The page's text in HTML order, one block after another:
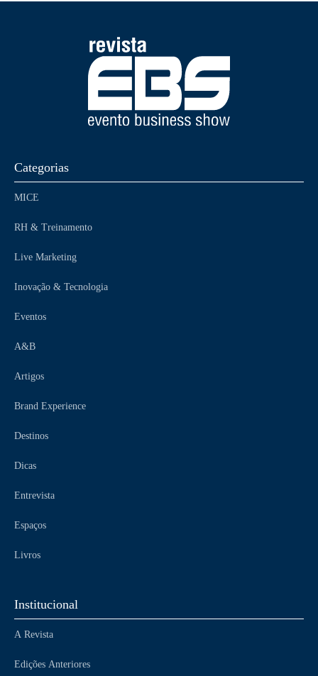
Categorias
MICE
RH & Treinamento
Live Marketing
Inovação & Tecnologia
Eventos
A&B
Artigos
Brand Experience
Destinos
Dicas
Entrevista
Espaços
Livros
Institucional
A Revista
Edições Anteriores